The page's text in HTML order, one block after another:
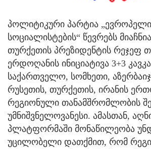
პოლიტიკური პარტია „ევროპელი
სოციალისტების“ წევრებს
თურქეთის პრეზიდენტის რეჯეფ
ერდოღანის ინიციატივა 3+3
საქართველო, სომხეთი,
რუსეთის, თურქეთის, ირანის
რეგიონული თანამშრომლობის
უმნიშვნელოვანესი. ამასთან,
პლატფორმაში მონაწილეობა
უცილობელი დათქმით, რომ